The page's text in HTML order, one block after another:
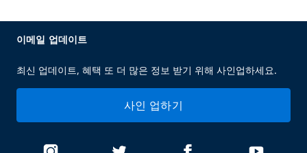
이메일 업데이트
최신 업데이트, 혜택 또 더 많은 정보 받기 위해 사인업하세요.
사인 업하기